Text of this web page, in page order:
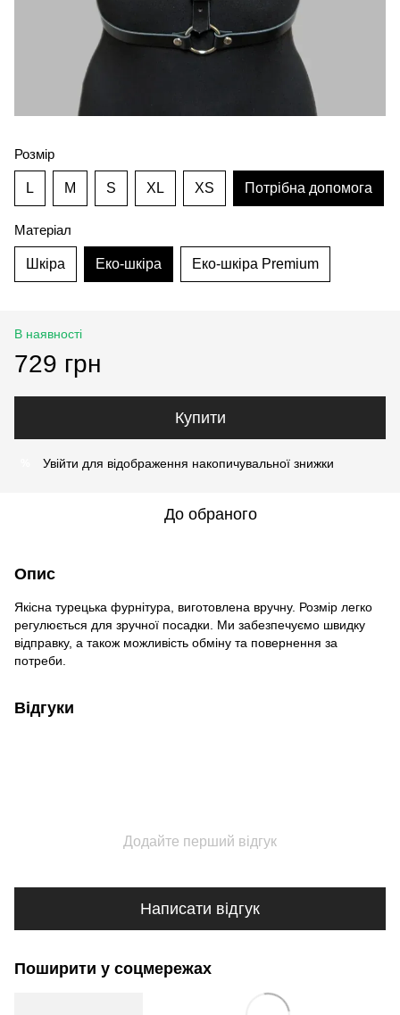
Розмір
L M S XL XS Потрібна допомога
Матеріал
Шкіра Еко-шкіра Еко-шкіра Premium
В наявності
729 грн
Купити
Увійти для відображення накопичувальної знижки
До обраного
Опис
Якісна турецька фурнітура, виготовлена вручну. Розмір легко
регулюється для зручної посадки. Ми забезпечуємо швидку
відправку, а також можливість обміну та повернення за
потреби.
Відгуки
Додайте перший відгук
Написати відгук
Поширити у соцмережах